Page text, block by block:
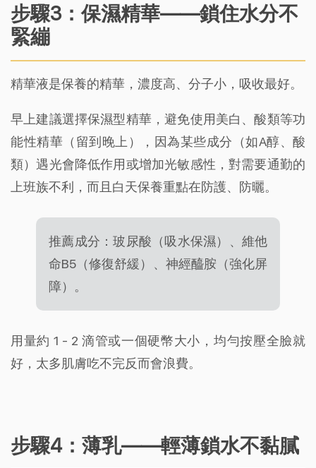
步驟3：保濕精華——鎖住水分不
緊繃
精華液是保養的精華，濃度高、分子小，吸收最好。
早上建議選擇保濕型精華，避免使用美白、酸類等功
能性精華（留到晚上），因為某些成分（如A醇、酸
類）遇光會降低作用或增加光敏感性，對需要通勤的
上班族不利，而且白天保養重點在防護、防曬。
推薦成分：玻尿酸（吸水保濕）、維他
命B5（修復舒緩）、神經醯胺（強化屏
障）。
用量約 1 - 2 滴管或一個硬幣大小，均勻按壓全臉就
好，太多肌膚吃不完反而會浪費。
步驟4：薄乳——輕薄鎖水不黏膩